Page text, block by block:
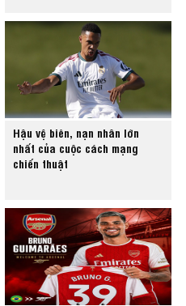
Hậu vệ biên, nạn nhân lớn
nhất của cuộc cách mạng
chiến thuật